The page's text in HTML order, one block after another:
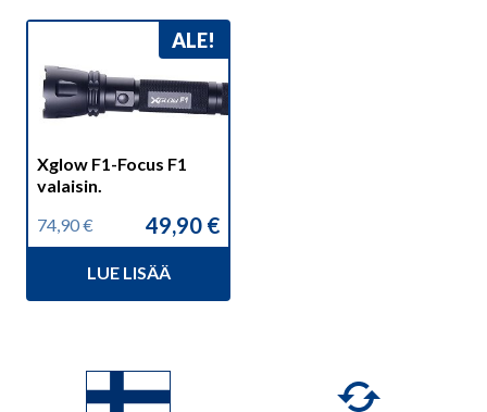
ALE!
Xglow F1-Focus F1
valaisin.
74,90€
Alkuperäinen
74,90 €.
49,90 €
Nykyinen
49,90 €.
LUE LISÄÄ